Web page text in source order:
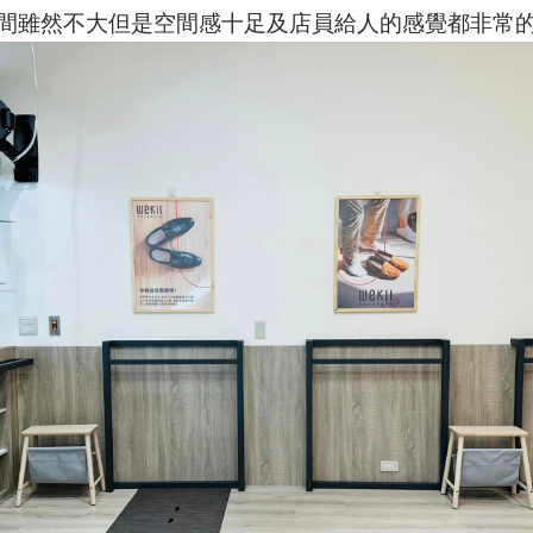
雖然不大但是空間感十足及店員給人的感覺都非常